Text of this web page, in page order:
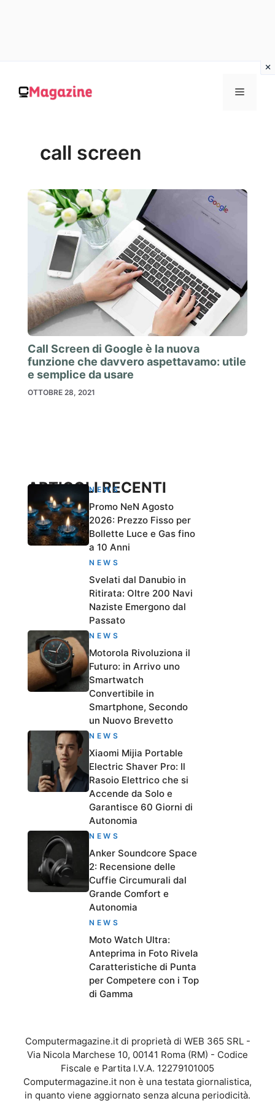
contenuto
MENU
call screen
Call Screen di Google è la nuova
funzione che davvero aspettavamo: utile
e semplice da usare
OTTOBRE 28, 2021
ARTICOLI RECENTI
NEWS
Promo NeN Agosto
2026: Prezzo Fisso per
Bollette Luce e Gas fino
a 10 Anni
NEWS
Svelati dal Danubio in
Ritirata: Oltre 200 Navi
Naziste Emergono dal
Passato
NEWS
Motorola Rivoluziona il
Futuro: in Arrivo uno
Smartwatch
Convertibile in
Smartphone, Secondo
un Nuovo Brevetto
NEWS
Xiaomi Mijia Portable
Electric Shaver Pro: Il
Rasoio Elettrico che si
Accende da Solo e
Garantisce 60 Giorni di
Autonomia
NEWS
Anker Soundcore Space
2: Recensione delle
Cuffie Circumurali dal
Grande Comfort e
Autonomia
NEWS
Moto Watch Ultra:
Anteprima in Foto Rivela
Caratteristiche di Punta
per Competere con i Top
di Gamma
Computermagazine.it di proprietà di WEB 365 SRL -
Via Nicola Marchese 10, 00141 Roma (RM) - Codice
Fiscale e Partita I.V.A. 12279101005
Computermagazine.it non è una testata giornalistica,
in quanto viene aggiornato senza alcuna periodicità.